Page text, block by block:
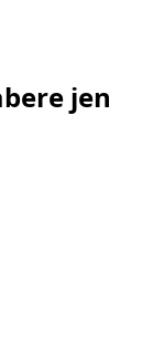
jen